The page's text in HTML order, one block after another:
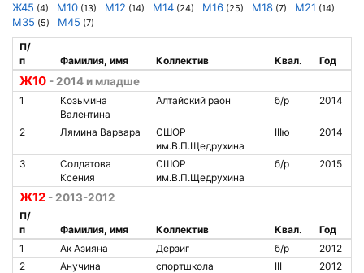
Ж45 (4) М10 (13) М12 (14) М14 (24) М16 (25) М18 (7) М21 (14)
М35 (5) М45 (7)
Ж10 - 2014 и младше
П/
п
Фамилия, имя Коллектив Квал. Год
1
Козьмина
Валентина
Алтайский раон б/р 2014
2 Лямина Варвара
СШОР
им.В.П.Щедрухина
IIIю 2014
3
Солдатова
Ксения
СШОР
им.В.П.Щедрухина
б/р 2015
Ж12 - 2013-2012
П/
п
Фамилия, имя Коллектив Квал.
Год
1
Ак Азияна Дерзиг б/р
2012
2
Анучина
спортшкола III 2012